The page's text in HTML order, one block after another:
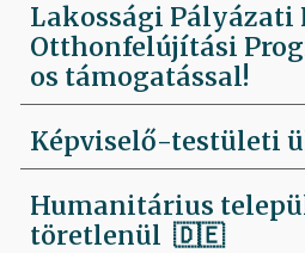
Lakossági Pályázati
Otthonfelújítási
os támogatással!
Képviselő-testületi
Humanitárius
töretlenül🇩🇪